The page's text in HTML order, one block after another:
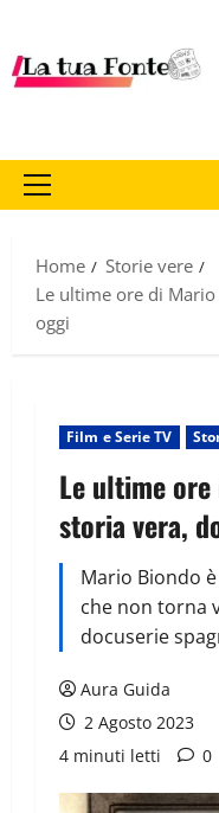
Home
Storie vere
Le ultime ore di Mario
oggi
Film e Serie TV
Le ultime
storia vera,
Mario Biondo
che non torna
docuserie
Aura Guida
2 Agosto 2023
4 minuti letti
0